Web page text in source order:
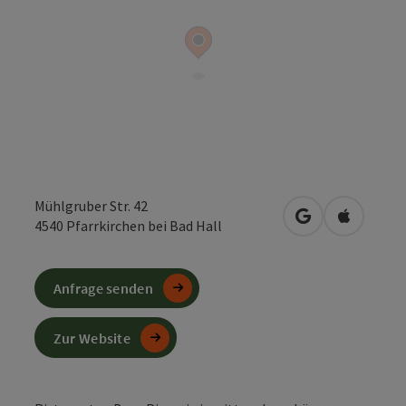
Mühlgruber Str. 42
4540 Pfarrkirchen bei Bad Hall in Googlein Apple
Anfrage senden
Zur Website